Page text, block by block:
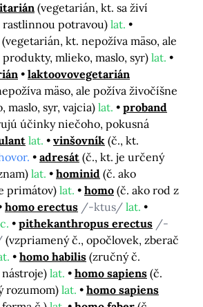
(vegetarián, kt. sa živí
potravou) lat.
(vegetarián, kt. nepožíva mäso, ale
mlieko, maslo, syr) lat.
laktoovovegetarián
mäso, ale požíva živočíšne
maslo, syr, vajcia) lat.
proband
účinky niečoho, pokusná
lat. vinšovník (č., kt.
adresát (č., kt. je určený
lat. hominid (č. ako
primátov) lat. homo (č. ako rod z
homo erectus /-ktus/ lat.
pithekanthropus erectus /-
(vzpriamený č., opočlovek, zberač
homo habilis (zručný č.
lat. homo sapiens (č.
rozumom)lat.
homo sapiens